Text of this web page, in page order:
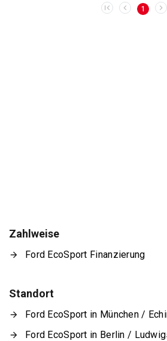
1
Zahlweise
Ford EcoSport Finanzierung
Standort
Ford EcoSport in München /
Ford EcoSport in Berlin /